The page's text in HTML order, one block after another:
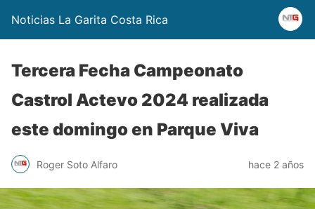
Noticias La Garita Costa Rica
Tercera Fecha Campeonato
Castrol Actevo 2024 realizada
este domingo en Parque Viva
Roger Soto Alfaro hace 2 años